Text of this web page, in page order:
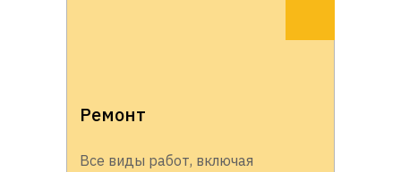
Ремонт
Все виды работ, включая